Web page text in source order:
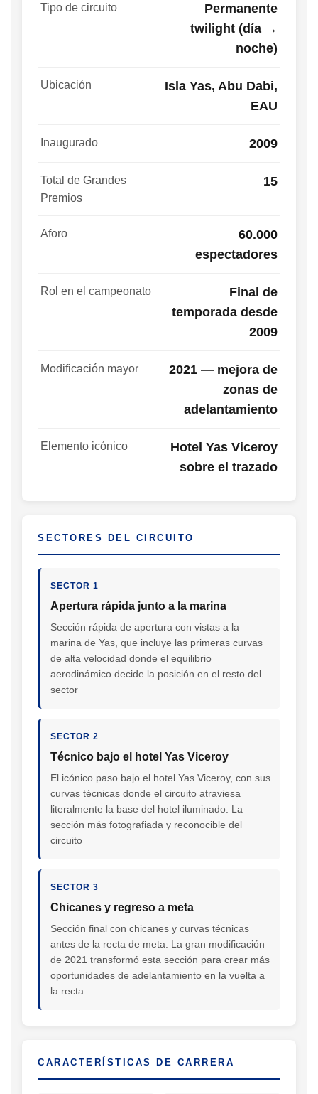
Tipo de circuito
Permanente
twilight (día →
noche)
Ubicación
Isla Yas, Abu Dabi,
EAU
Inaugurado 2009
Total de Grandes
Premios
15
Aforo
60.000
espectadores
Rol en el campeonato
Final de
temporada desde
2009
Modificación mayor
2021 — mejora de
zonas de
adelantamiento
Elemento icónico
Hotel Yas Viceroy
sobre el trazado
SECTORES DEL CIRCUITO
SECTOR 1
Apertura rápida junto a la marina
Sección rápida de apertura con vistas a la
marina de Yas, que incluye las primeras curvas
de alta velocidad donde el equilibrio
aerodinámico decide la posición en el resto del
sector
SECTOR 2
Técnico bajo el hotel Yas Viceroy
El icónico paso bajo el hotel Yas Viceroy, con sus
curvas técnicas donde el circuito atraviesa
literalmente la base del hotel iluminado. La
sección más fotografiada y reconocible del
circuito
SECTOR 3
Chicanes y regreso a meta
Sección final con chicanes y curvas técnicas
antes de la recta de meta. La gran modificación
de 2021 transformó esta sección para crear más
oportunidades de adelantamiento en la vuelta a
la recta
CARACTERÍSTICAS DE CARRERA